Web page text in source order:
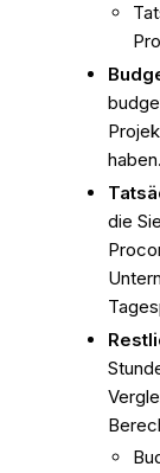
haben.
die